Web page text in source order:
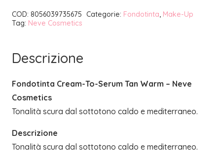
COSMETICS
COD: 8056039735675 Categorie: Fondotinta, Make-Up
Tag: Neve Cosmetics
Descrizione
Fondotinta Cream-To-Serum Tan Warm – Neve
Cosmetics
Tonalità scura dal sottotono caldo e mediterraneo.
Descrizione
Tonalità scura dal sottotono caldo e mediterraneo.